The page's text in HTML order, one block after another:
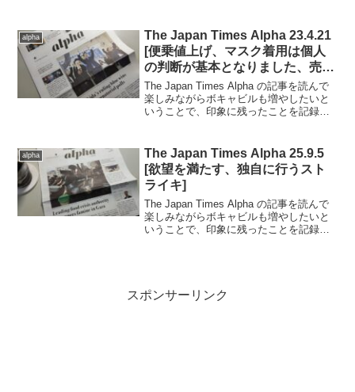
えトウモロコシの栽培...
alpha
The Japan Times Alpha 23.4.21
[便乗値上げ、マスク着用は個人
の判断が基本となりました、売り
払う]
The Japan Times Alpha の記事を読んで
楽しみながらボキャビルも増やしたいと
いうことで、印象に残ったことを記録し
されたお話。実写では...
alpha
The Japan Times Alpha 25.9.5
[欲望を満たす、独自に行うスト
ライキ]
The Japan Times Alpha の記事を読んで
楽しみながらボキャビルも増やしたいと
いうことで、印象に残ったことを記録し
スポンサーリンク